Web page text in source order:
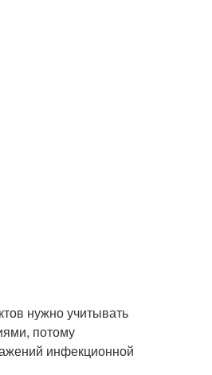
нужно учитывать
потому
инфекционной